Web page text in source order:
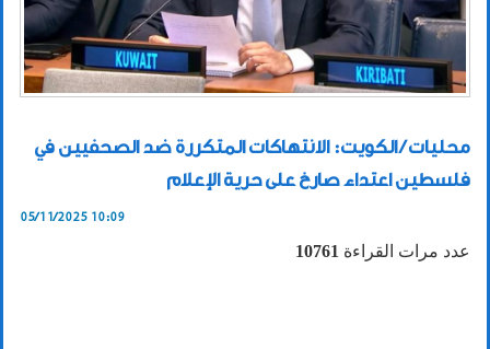
محليات / الكويت: الانتهاكات المتكررة ضد الصحفيين في
فلسطين اعتداء صارخ على حرية الإعلام
05/11/2025 10:09
عدد مرات القراءة 10761